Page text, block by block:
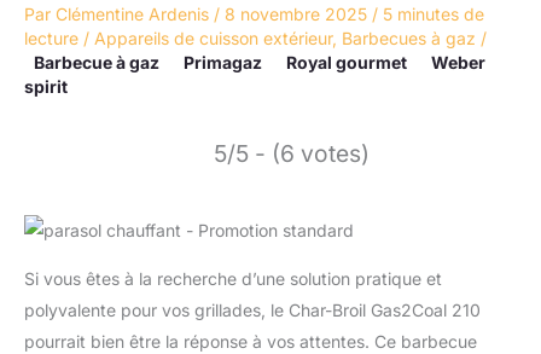
Par Clémentine Ardenis / 8 novembre 2025 / 5 minutes de
lecture / Appareils de cuisson extérieur, Barbecues à gaz /
Barbecue à gaz
Primagaz Royal gourmet
Weber
spirit
5/5 - (6 votes)
Si vous êtes à la recherche d’une solution pratique et
polyvalente pour vos grillades, le Char-Broil Gas2Coal 210
pourrait bien être la réponse à vos attentes. Ce barbecue